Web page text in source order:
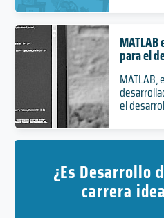
para el
MATLAB,
el
¿Es Desarrollo
carrera